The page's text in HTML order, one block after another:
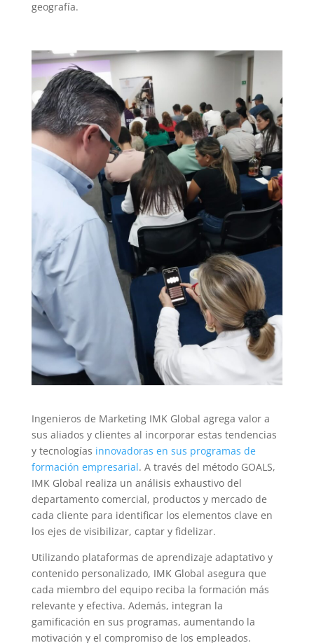
geografía.
Ingenieros de Marketing IMK Global agrega valor a
sus aliados y clientes al incorporar estas tendencias
y tecnologías innovadoras en sus programas de
formación empresarial. A través del método GOALS,
IMK Global realiza un análisis exhaustivo del
departamento comercial, productos y mercado de
cada cliente para identificar los elementos clave en
los ejes de visibilizar, captar y fidelizar.
Utilizando plataformas de aprendizaje adaptativo y
contenido personalizado, IMK Global asegura que
cada miembro del equipo reciba la formación más
relevante y efectiva. Además, integran la
gamificación en sus programas, aumentando la
motivación y el compromiso de los empleados.